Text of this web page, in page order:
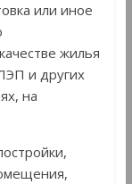
или иное
жилья
и других
на